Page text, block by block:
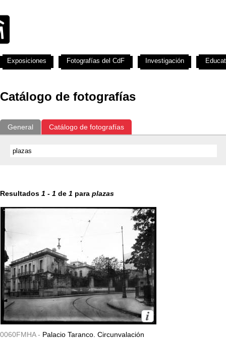
Catálogo de fotografías
General Catálogo de fotografías
Resultados 1 - 1 de 1 para plazas
0060FMHA - Palacio Taranco. Circunvalación
Exposiciones Fotografías del CdF Investigación